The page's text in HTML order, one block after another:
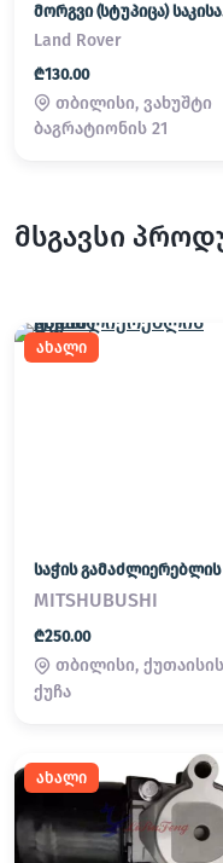
Land Rover
₾130.00
თბილისი, ვახუშტი
ბაგრატიონის 21
მსგავსი
ახალი
MITSHUBUSHI
₾250.00
თბილისი, ქუთაისის
ქუჩა
ახალი